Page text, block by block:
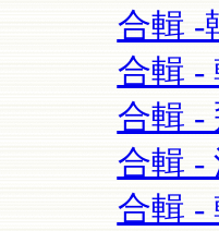
合輯 -
合輯 -
合輯 -
合輯 -
合輯 -